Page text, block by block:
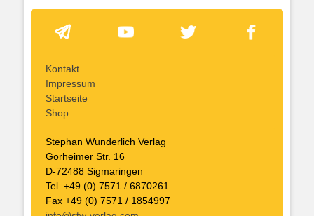
Kontakt
Impressum
Startseite
Shop
Stephan Wunderlich Verlag
Gorheimer Str. 16
D-72488 Sigmaringen
Tel. +49 (0) 7571 / 6870261
Fax +49 (0) 7571 / 1854997